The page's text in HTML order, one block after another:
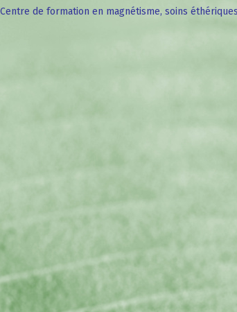
de formation en magnétisme, soins